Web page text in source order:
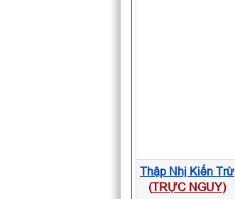
Thập Nhị Kiến Trừ
(TRỰC NGUY)